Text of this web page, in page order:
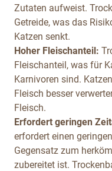
Zutaten aufweist.
Getreide, was das
Katzen senkt.
Hoher Fleischanteil:
Fleischanteil, was für
Karnivoren sind.
Fleisch besser
Fleisch.
Erfordert geringen
erfordert einen
Gegensatz zum
zubereitet ist.